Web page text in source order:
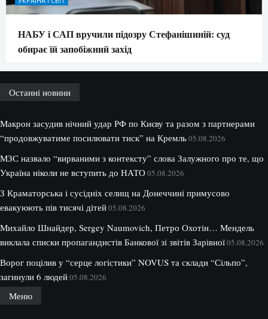
НАБУ і САП вручили підозру Стефанішиній: суд
обирає їй запобіжний захід
Останні новини
Макрон засудив нічний удар РФ по Києву та разом з партнерами
“продовжуватиме посилювати тиск” на Кремль05.08.2026
МЗС назвало “вирваними з контексту” слова Залужного про те, що
Україна ніколи не вступить до НАТО05.08.2026
З Краматорська і сусідніх селищ на Донеччині примусово
евакуюють пів тисячі дітей05.08.2026
Михайло Шнайдер, Sergey Naumovich, Петро Охотін… Мендель
виклала списки пропагандистів Банкової зі звітів Зарівної05.08.2026
Ворог поцілив у “серце логістики” NOVUS та склади “Сільпо”,
загинули 6 людей05.08.2026
Меню